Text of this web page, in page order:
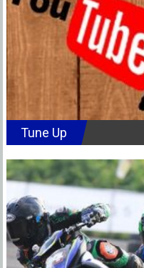
Tune Up